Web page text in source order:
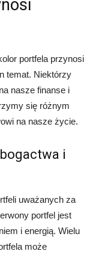
portfela przynosi
temat. Niektórzy
nasze finanse i
się różnym
na nasze życie.
i
uważanych za
portfel jest
i energią. Wielu
może